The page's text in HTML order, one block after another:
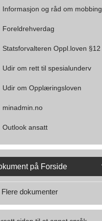
Informasjon og råd om mobbing
Foreldrehverdag
Statsforvalteren Oppl.loven §12
Udir om rett til spesialunderv
Udir om Opplæringsloven
minadmin.no
Outlook ansatt
på Forside
Flere dokumenter